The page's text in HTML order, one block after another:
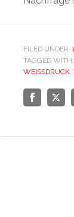
FILED UNDER:
TAGGED WITH:
WEISSDRUCK,